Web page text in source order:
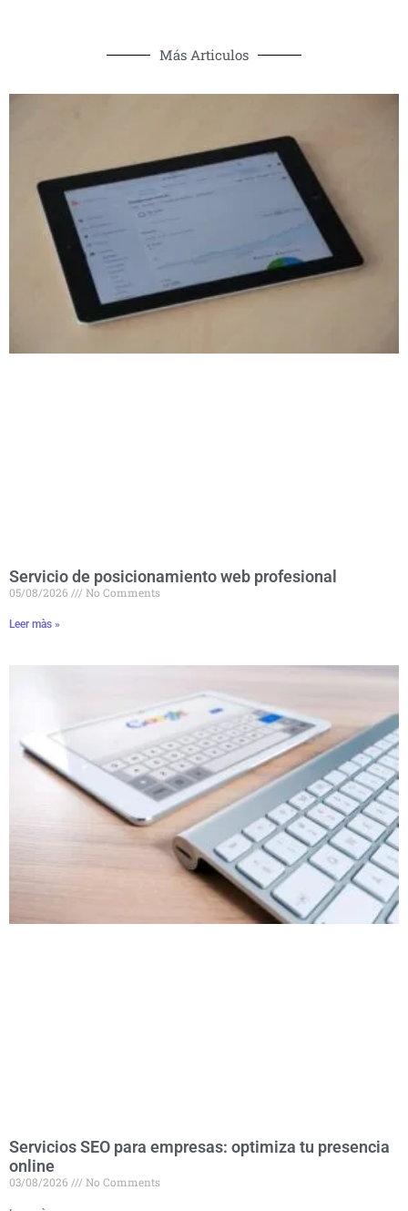
Más Articulos
Servicio de posicionamiento web profesional
05/08/2026 No Comments
Leer màs »
Servicios SEO para empresas: optimiza tu presencia
online
03/08/2026 No Comments